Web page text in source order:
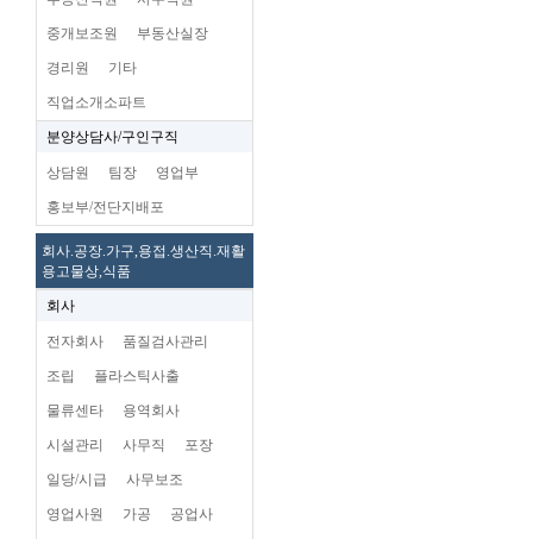
중개보조원 부동산실장
경리원 기타
직업소개소파트
분양상담사/구인구직
상담원 팀장 영업부
홍보부/전단지배포
회사.공장.가구,용접.생산직.재활
용고물상,식품
회사
전자회사 품질검사관리
조립 플라스틱사출
물류센타 용역회사
시설관리 사무직 포장
일당/시급 사무보조
영업사원 가공 공업사